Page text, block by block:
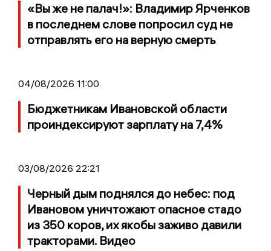
«Вы же не палач!»: Владимир Ярченков
в последнем слове попросил суд не
отправлять его на верную смерть
04/08/2026 11:00
Бюджетникам Ивановской области
проиндексируют зарплату на 7,4%
03/08/2026 22:21
Черный дым поднялся до небес: под
Ивановом уничтожают опасное стадо
из 350 коров, их якобы заживо давили
тракторами. Видео